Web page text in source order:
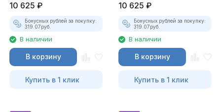
10 625 ₽
Бонусных рублей за покупку:
319.07руб.
В наличии
В корзину
Купить в 1 клик
10 625 ₽
Бонусных рублей за покупку:
319.07руб.
В наличии
В корзину
Купить в 1 клик